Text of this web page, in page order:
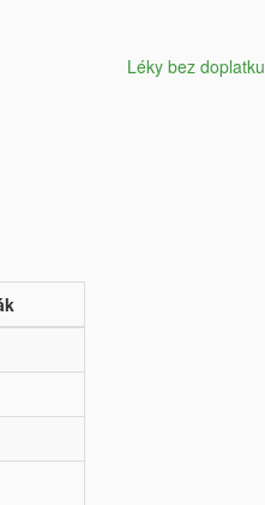
Léky bez doplatku